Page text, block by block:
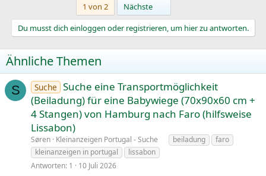
1 von 2 Nächste
Du musst dich einloggen oder registrieren, um hier zu antworten.
Ähnliche Themen
S Suche Suche eine Transportmöglichkeit
(Beiladung) für eine Babywiege (70x90x60 cm +
4 Stangen) von Hamburg nach Faro (hilfsweise
Lissabon)
Søren Kleinanzeigen Portugal - Suche beiladung
faro
kleinanzeigen in portugal
lissabon
Antworten 1 10 Juli 2026